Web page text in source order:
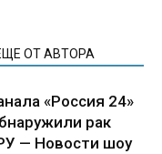
ОТ АВТОРА
«Россия 24»
рак
— Новости шоу